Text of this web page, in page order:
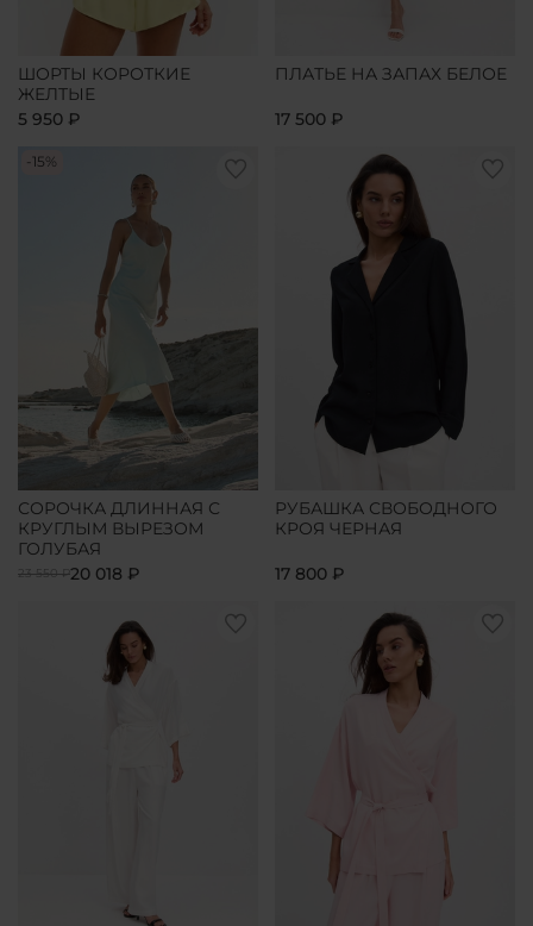
ШОРТЫ КОРОТКИЕ
ЖЕЛТЫЕ
5 950 ₽
ПЛАТЬЕ НА ЗАПАХ БЕЛОЕ
17 500 ₽
-15%
СОРОЧКА ДЛИННАЯ С
КРУГЛЫМ ВЫРЕЗОМ
ГОЛУБАЯ
23 550 ₽20 018 ₽
РУБАШКА СВОБОДНОГО
КРОЯ ЧЕРНАЯ
17 800 ₽